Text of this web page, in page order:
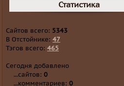
Статистика
Сайтов всего: 5343
В Отстойнике: 47
Тэгов всего: 465
Сегодня добавлено
...сайтов: 0
...комментариев: 0